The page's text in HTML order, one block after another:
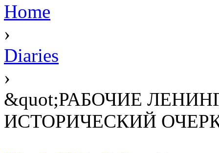
Home
›
Diaries
›
&quot;РАБОЧИЕ
ИСТОРИЧЕСКИЙ